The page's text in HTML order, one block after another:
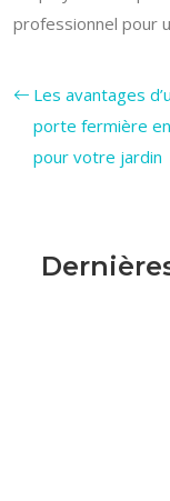
professionnel pour
Les avantages
porte fermière
pour votre jardin